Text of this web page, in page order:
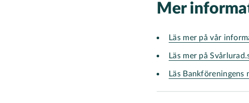
Mer
Läs mer på vår
Läs mer på
Läs Bankföreningens